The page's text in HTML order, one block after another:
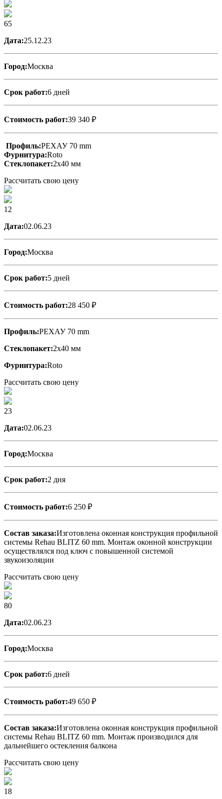
65
Дата:25.12.23
Город:Москва
Срок работ:6 дней
Стоимость работ:39 340 ₽
Профиль:РЕХАУ 70 mm
Фурнитура:Roto
Стеклопакет:2х40 мм
Рассчитать свою цену
12
Дата:02.06.23
Город:Москва
Срок работ:5 дней
Стоимость работ:28 450 ₽
Профиль:РЕХАУ 70 mm
Стеклопакет:2х40 мм
Фурнитура:Roto
Рассчитать свою цену
23
Дата:02.06.23
Город:Москва
Срок работ:2 дня
Стоимость работ:6 250 ₽
Состав заказа:Изготовлена оконная конструкция профильной
системы Rehau BLITZ 60 mm. Монтаж оконной конструкции
осуществлялся под ключ с повышенной системой
звукоизоляции
Рассчитать свою цену
80
Дата:02.06.23
Город:Москва
Срок работ:6 дней
Стоимость работ:49 650 ₽
Состав заказа:Изготовлена оконная конструкция профильной
системы Rehau BLITZ 60 mm. Монтаж производился для
дальнейшего остекления балкона
Рассчитать свою цену
18